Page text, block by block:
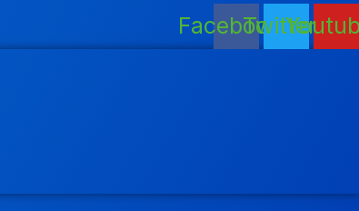
FacebookTwitter